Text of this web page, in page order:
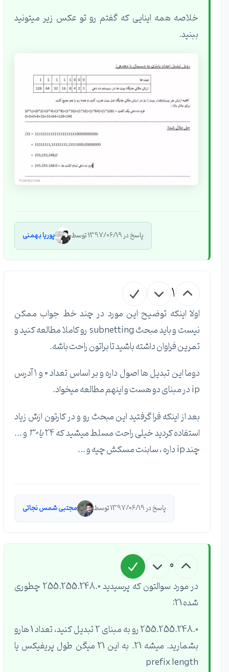
خلاصه همه اینایی که گفتم رو تو عکس زیر میتونید
ببنید.
پاسخ در 1397/06/19 توسط پوریا بهمنی
اولا اینکه توضیح این مورد در چند خط جواب ممکن
نیست و باید مبحث subnetting رو کاملا مطالعه کنید و
تمرین فراوان داشته باشید تا براتون راحت باشه.
دوما این تبدیل ها اصول داره و بر اساس تعداد ۰ و ۱ آدرس
ip در مبنای دو هست و اینهم مطالعه میخواد.
بعد از اینکه فرا گرفتید این مبحث رو و در کارتون ازش زیاد
استفاده کردید خیلی راحت مسلط میشید که ۲۴
یا ۳۰
و ...
چند ip داره ، سابنت مسکش چیه و ...
پاسخ در 1397/06/19 توسط مجتبی شمس نجاتی
در مورد سوالتون که پرسیدید 255.255.248.0 چطوری
شده 21:
255.255.248.0 رو به مبنای 2 تبدیل کنید، تعداد 1 هارو
بشمارید. میشه 21. به این 21 میگن طول پریفیکس یا
prefix length